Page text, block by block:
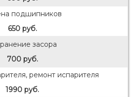
подшипников
650 руб.
засора
700 руб.
ремонт испарителя
1990 руб.